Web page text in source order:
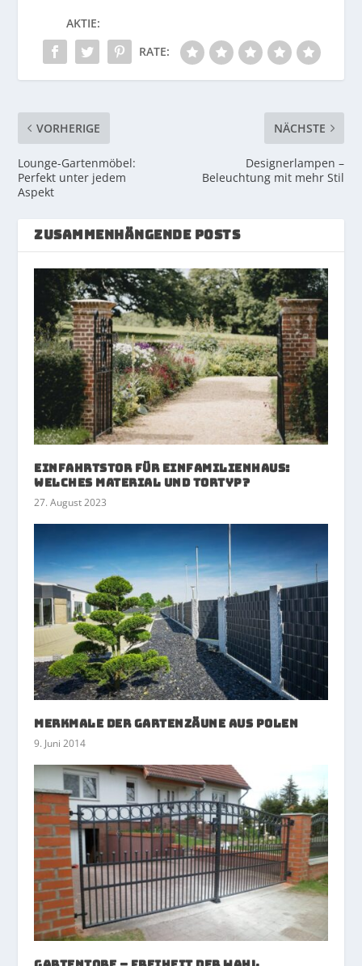
AKTIE:
RATE:
VORHERIGE
Lounge-Gartenmöbel:
Perfekt unter jedem
Aspekt
NÄCHSTE
Designerlampen –
Beleuchtung mit mehr Stil
ZUSAMMENHÄNGENDE POSTS
Einfahrtstor für Einfamilienhaus:
welches Material und Tortyp?
27. August 2023
Merkmale der Gartenzäune aus Polen
9. Juni 2014